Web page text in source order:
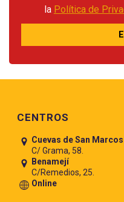
la Política de
CENTROS
Cuevas de San Marcos
C/ Grama, 58.
Benamejí
C/Remedios, 25.
Online